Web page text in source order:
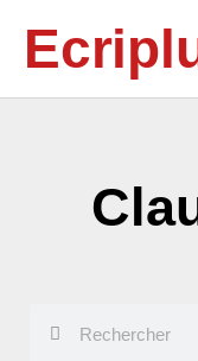
contenu